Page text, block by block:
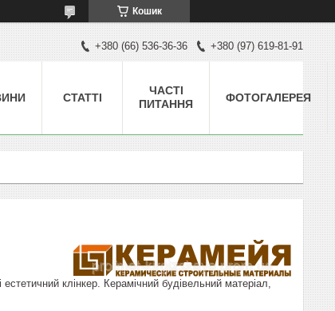
Кошик
+380 (66) 536-36-36 +380 (97) 619-81-91
СТАТТІ
ЧАСТІ
ПИТАННЯ
ФОТОГАЛЕРЕЯ
клінкер. Керамічний будівельний матеріал,